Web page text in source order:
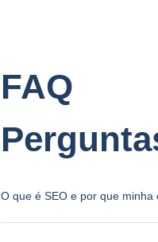
FAQ
O que é SEO e por que minha